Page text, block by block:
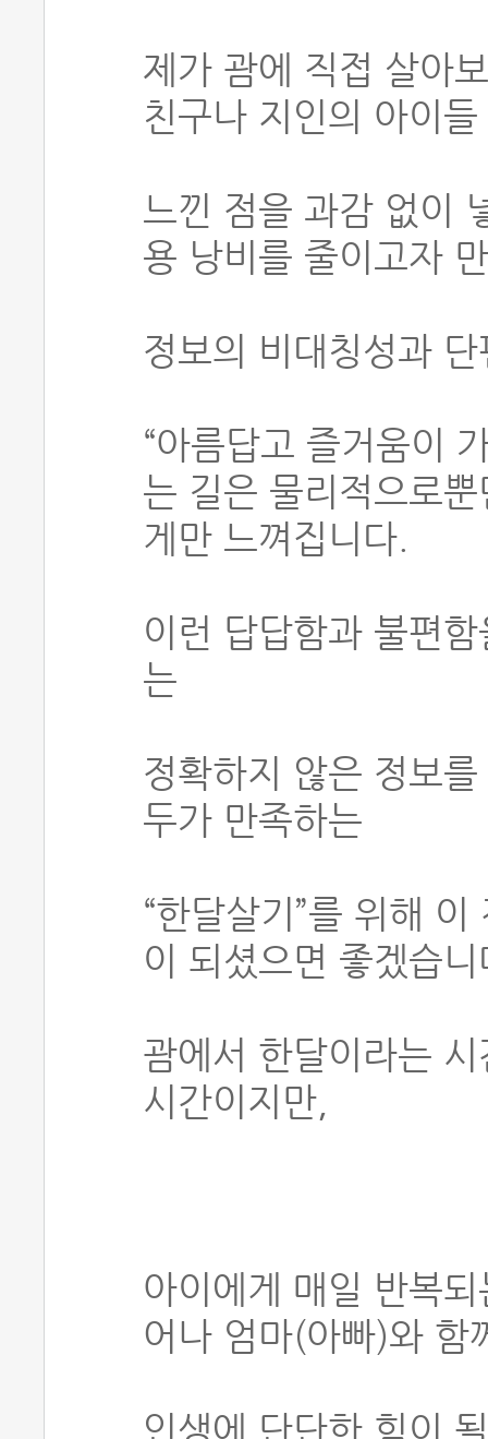
제가 괌에 직접 살아
친구나 지인의 아이
느낀 점을 과감 없이
용 낭비를 줄이고자
정보의 비대칭성과
“아름답고 즐거움이
는 길은 물리적으로
게만 느껴집니다.
이런 답답함과 불편
는
정확하지 않은 정보
두가 만족하는
“한달살기”를 위해
이 되셨으면 좋겠습니
괌에서 한달이라는
시간이지만,
아이에게 매일 반복
어나 엄마(아빠)와 함
인생에 단단한 힘이